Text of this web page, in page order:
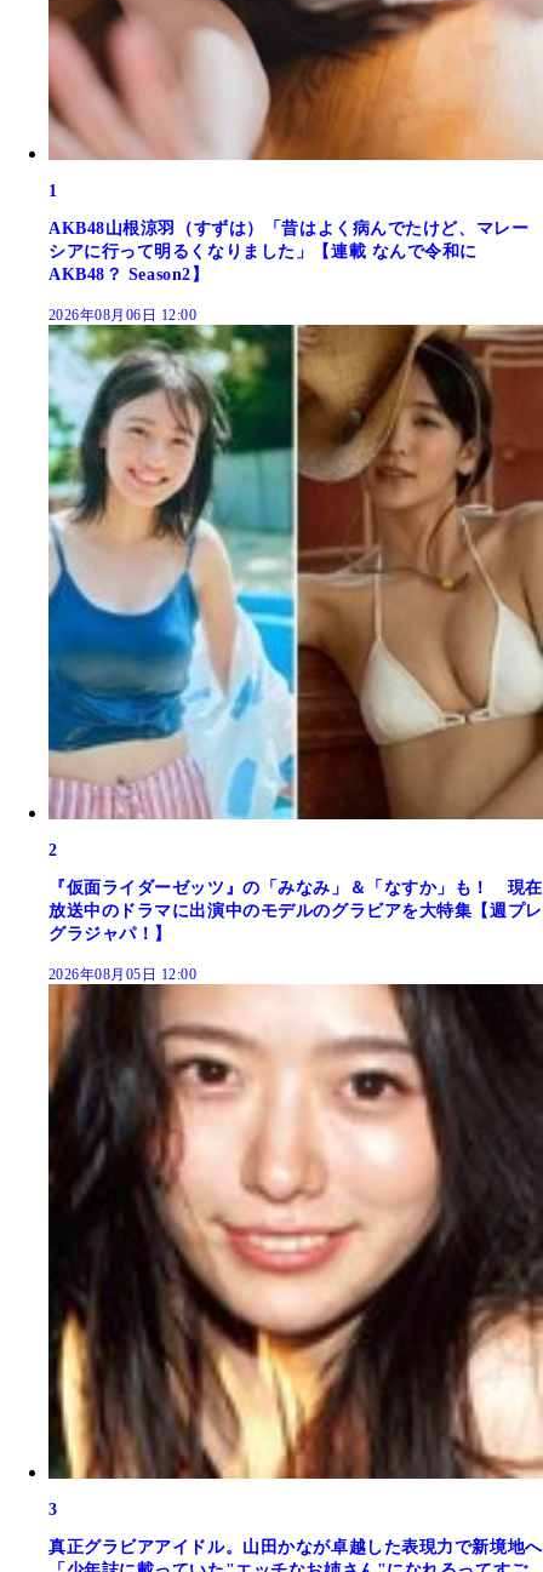
1
AKB48山根涼羽（すずは）「昔はよく病んでたけど、マレー
シアに行って明るくなりました」【連載 なんで令和に
AKB48？ Season2】
2026年08月06日 12:00
2
『仮面ライダーゼッツ』の「みなみ」＆「なすか」も！ 現在
放送中のドラマに出演中のモデルのグラビアを大特集【週プレ
グラジャパ！】
2026年08月05日 12:00
3
真正グラビアアイドル。山田かなが卓越した表現力で新境地へ